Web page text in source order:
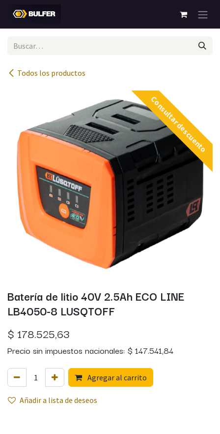
Todos los productos
Consultar descuento
Batería de litio 40V 2.5Ah ECO LINE
LB4050-8 LUSQTOFF
$ 178.525,63
Precio sin impuestos nacionales: $ 147.541,84
Agregar al carrito
Añadir a lista de deseos